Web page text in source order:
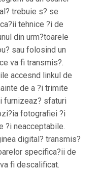
trebuie s? se
tehnice ?i de
din urm?toarele
sau folosind un
va fi transmis?.
accesnd linkul de
de a ?i trimite
furnizeaz? sfaturi
fotografiei ?i
?i neacceptabile.
digital? transmis?
specifica?ii de
fi descalificat.